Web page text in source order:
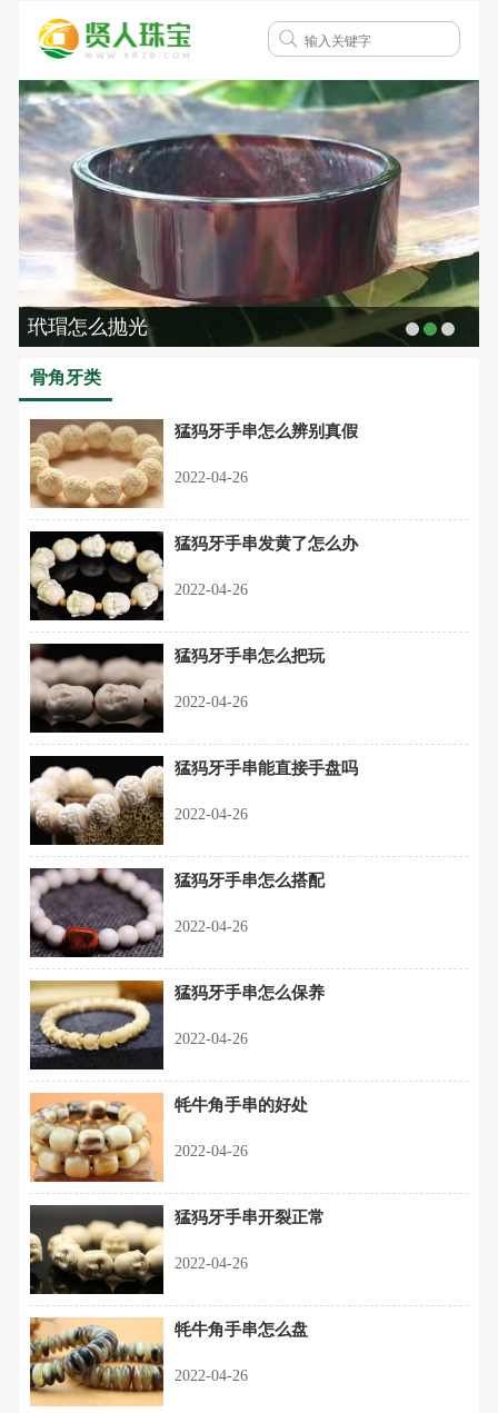
玳瑁怎么抛光
骨角牙类
猛犸牙手串怎么辨别真假
2022-04-26
猛犸牙手串发黄了怎么办
2022-04-26
猛犸牙手串怎么把玩
2022-04-26
猛犸牙手串能直接手盘吗
2022-04-26
猛犸牙手串怎么搭配
2022-04-26
猛犸牙手串怎么保养
2022-04-26
牦牛角手串的好处
2022-04-26
猛犸牙手串开裂正常
2022-04-26
牦牛角手串怎么盘
2022-04-26